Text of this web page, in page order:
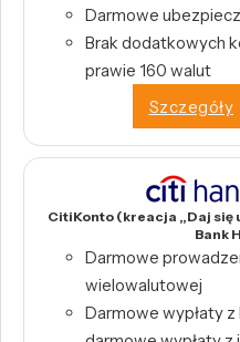
Darmowe
Brak dodatkowych
prawie 160 walut
Szczegóły
CitiKonto (kreacja „Daj się
Bank
Darmowe
wielowalutowej
Darmowe wypłaty